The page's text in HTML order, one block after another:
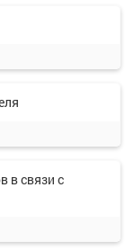
в связи с